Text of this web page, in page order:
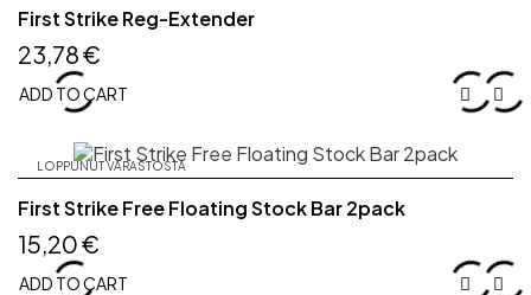
First Strike Reg-Extender
23,78 €
ADD TO CART  
LOPPUNUT VARASTOSTA
First Strike Free Floating Stock Bar 2pack
15,20 €
ADD TO CART  